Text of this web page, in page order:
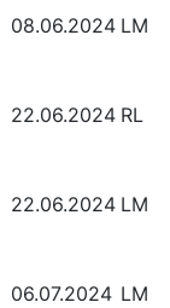
08.06.2024 LM
22.06.2024 RL
22.06.2024 LM
06.07.2024 LM